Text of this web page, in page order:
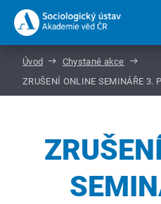
Úvod
Chystané akce
ZRUŠENÍ ONLINE SEMINÁŘE 3.